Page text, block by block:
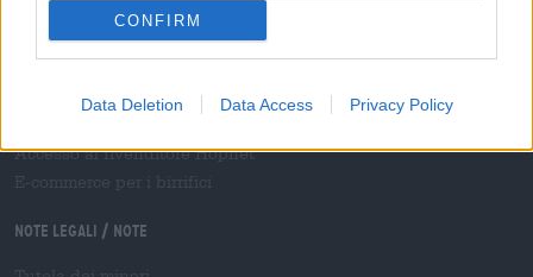
CONFIRM
Data Deletion Data Access Privacy Policy
Clienti commerciali
Franchigia
B2B e B2F
Accesso al rivenditore Hopnet
Note legali / Note